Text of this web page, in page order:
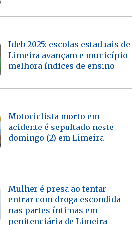
Ideb 2025: escolas estaduais de
Limeira avançam e município
melhora índices de ensino
Motociclista morto em
acidente é sepultado neste
domingo (2) em Limeira
Mulher é presa ao tentar
entrar com droga escondida
nas partes íntimas em
penitenciária de Limeira